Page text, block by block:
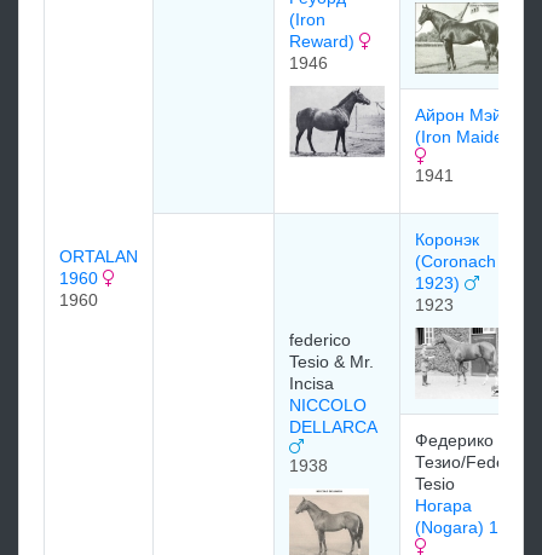
ORTALAN
1960
1960
(Iron
Reward)
1946
Айрон Мэйден
(Iron Maiden)
1941
federico
Tesio & Mr.
Incisa
NICCOLO
DELLARCA
1938
Коронэк
(Coronach
1923)
1923
Федерико
Тезио/Federico
Tesio
Ногара
(Nogara) 1928